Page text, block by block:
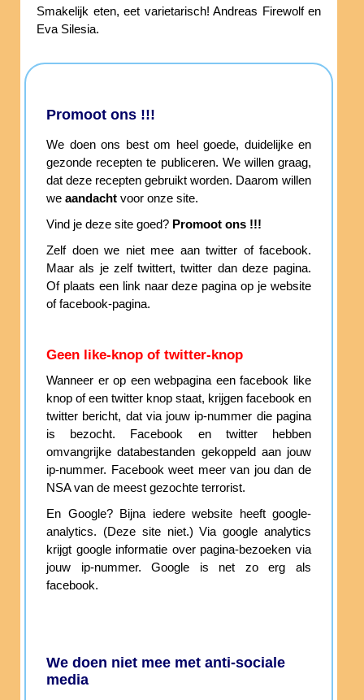
Smakelijk eten, eet varietarisch! Andreas Firewolf en
Eva Silesia.
Promoot ons !!!
We doen ons best om heel goede, duidelijke en
gezonde recepten te publiceren. We willen graag,
dat deze recepten gebruikt worden. Daarom willen
we aandacht voor onze site.
Vind je deze site goed? Promoot ons !!!
Zelf doen we niet mee aan twitter of facebook.
Maar als je zelf twittert, twitter dan deze pagina.
Of plaats een link naar deze pagina op je website
of facebook-pagina.
Geen like-knop of twitter-knop
Wanneer er op een webpagina een facebook like
knop of een twitter knop staat, krijgen facebook en
twitter bericht, dat via jouw ip-nummer die pagina
is bezocht. Facebook en twitter hebben
omvangrijke databestanden gekoppeld aan jouw
ip-nummer. Facebook weet meer van jou dan de
NSA van de meest gezochte terrorist.
En Google? Bijna iedere website heeft google-
analytics. (Deze site niet.) Via google analytics
krijgt google informatie over pagina-bezoeken via
jouw ip-nummer. Google is net zo erg als
facebook.
We doen niet mee met anti-sociale
media